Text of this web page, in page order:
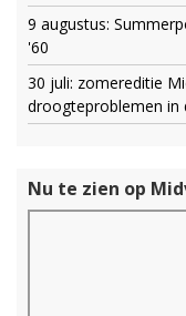
9 augustus:
'60
30 juli: zomereditie
droogteproblemen in
Nu te zien op